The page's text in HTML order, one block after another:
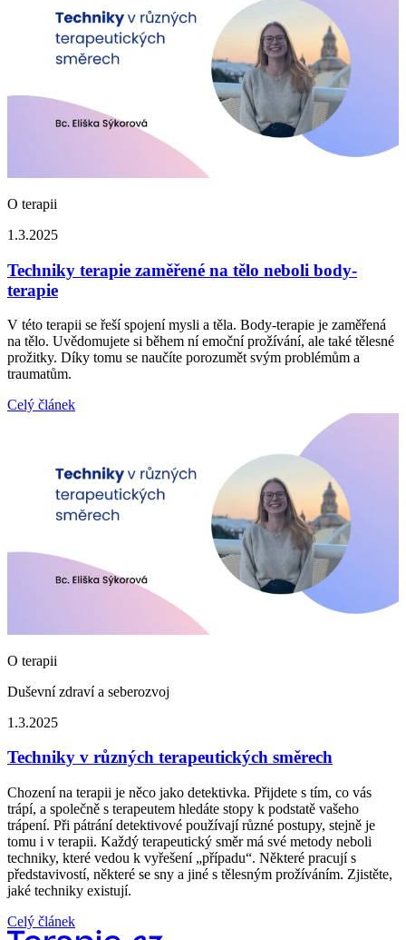
O terapii
1.3.2025
Techniky terapie zaměřené na tělo neboli body-
terapie
V této terapii se řeší spojení mysli a těla. Body-terapie je zaměřená
na tělo. Uvědomujete si během ní emoční prožívání, ale také tělesné
prožitky. Díky tomu se naučíte porozumět svým problémům a
traumatům.
Celý článek
O terapii
Duševní zdraví a seberozvoj
1.3.2025
Techniky v různých terapeutických směrech
Chození na terapii je něco jako detektivka. Přijdete s tím, co vás
trápí, a společně s terapeutem hledáte stopy k podstatě vašeho
trápení. Při pátrání detektivové používají různé postupy, stejně je
tomu i v terapii. Každý terapeutický směr má své metody neboli
techniky, které vedou k vyřešení „případu“. Některé pracují s
představivostí, některé se sny a jiné s tělesným prožíváním. Zjistěte,
jaké techniky existují.
Celý článek